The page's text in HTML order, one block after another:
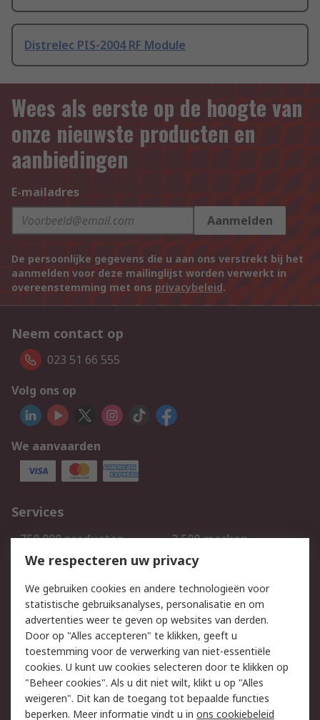
Distrelec PIS-2004 RF Module
Wees als eerste op de hoogte van
onze nieuwste producten en
aanbiedingen
E-mailadres
Aanmelden
De persoonlijke gegevens die u aan ons verstrekt bij het
aanmelden voor deze mailinglijst worden verwerkt in
overeenstemming met ons privacybeleid.
Neem contact op
023 51 66 555
Volg ons op
We aanvaarden
Services
750.000 producten
2.500 merken
Bestellen
Inkoopoplossingen
Track & Trace
Wettelijk
Cookiebeleid
Email veiligheid
Privacybeleid
Websitevoorwaarden
Algemene
We respecteren uw privacy
We gebruiken cookies en andere technologieën voor
statistische gebruiksanalyses, personalisatie en om
advertenties weer te geven op websites van derden.
Door op "Alles accepteren" te klikken, geeft u
toestemming voor de verwerking van niet-essentiële
cookies. U kunt uw cookies selecteren door te klikken op
"Beheer cookies". Als u dit niet wilt, klikt u op "Alles
weigeren". Dit kan de toegang tot bepaalde functies
beperken. Meer informatie vindt u in ons cookiebeleid